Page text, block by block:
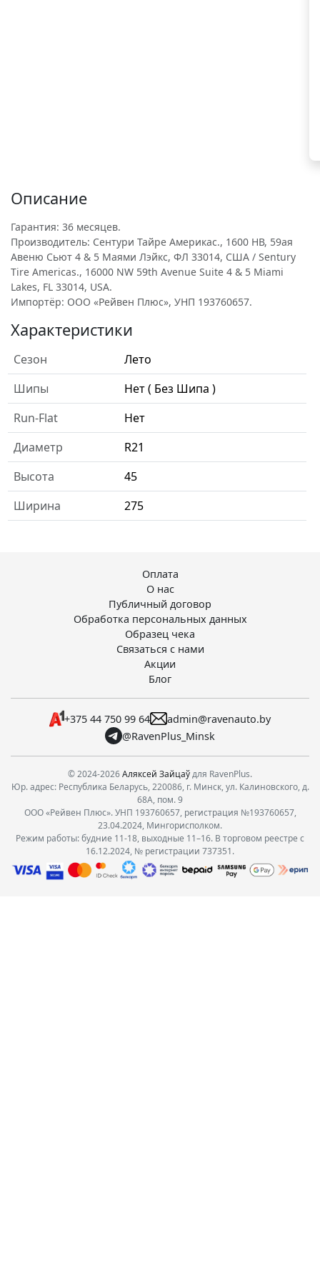
Описание
Гарантия: 36 месяцев.
Производитель: Сентури Тайре Америкас., 1600 НВ, 59ая
Авеню Сьют 4 & 5 Маями Лэйкс, ФЛ 33014, США / Sentury
Tire Americas., 16000 NW 59th Avenue Suite 4 & 5 Miami
Lakes, FL 33014, USA.
Импортёр: ООО «Рейвен Плюс», УНП 193760657.
Характеристики
Сезон
Лето
Шипы
Нет ( Без Шипа )
Run-Flat
Нет
Диаметр
R21
Высота
45
Ширина
275
Оплата
О нас
Публичный договор
Обработка персональных данных
Образец чека
Связаться с нами
Акции
Блог
+375 44 750 99 64
admin@ravenauto.by
@RavenPlus_Minsk
© 2024-2026Аляксей Зайцаўдля RavenPlus.
Юр. адрес: Республика Беларусь, 220086, г. Минск, ул. Калиновского, д.
68А, пом. 9
ООО «Рейвен Плюс». УНП 193760657, регистрация №193760657,
23.04.2024, Мингорисполком.
Режим работы: будние 11-18, выходные 11–16. В торговом реестре с
16.12.2024, № регистрации 737351.